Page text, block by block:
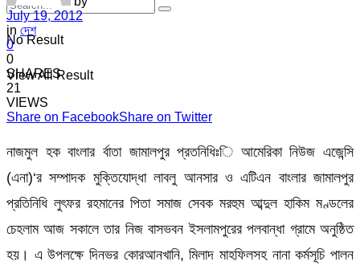
No Result
View All Result
July 19, 2012
in দেশ
0
0
SHARES
21
VIEWS
Share on FacebookShare on Twitter
নাজমুল হক বাংলার র্বাতা জামালপুর প্রতনিধিঃি আমেরিকা নিউজ এজেন্সি
(এনা)‘র সম্পাদক মুক্তিযোদ্ধা লাবলু আনসার ও এটিএন বাংলার জামালপুর
প্রতিনিধি লুৎফর রহমানের পিতা সমাজ সেবক মরহুম আব্দুল হাকিম মণ্ডলের
চেহলাম আজ সকালে তার নিজ বাসভবন ইসলামপুরের পলবান্ধা গ্রামে অনুষ্ঠিত
হয়। এ উপলক্ষে দিনভর কোরআনখানি, মিলাদ মাহফিলসহ নানা কর্মসূচি পালন